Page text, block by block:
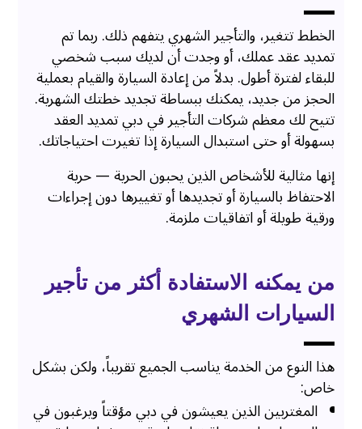
الخطط تتغير، والتأجير الشهري يتفهم ذلك. ربما تم
تمديد عقد عملك، أو وجدت أن لديك سبب شخصي
للبقاء لفترة أطول. بدلاً من إعادة السيارة والقيام بعملية
الحجز من جديد، يمكنك ببساطة تجديد خطتك الشهرية.
تتيح لك معظم شركات التأجير في دبي تمديد العقد
بسهولة أو حتى استبدال السيارة إذا تغيرت احتياجاتك.
إنها مثالية للأشخاص الذين يحبون الحرية — حرية
الاحتفاظ بالسيارة أو تجديدها أو تغييرها دون إجراءات
ورقية طويلة أو اتفاقيات ملزمة.
من يمكنه الاستفادة أكثر من تأجير
السيارات الشهري
هذا النوع من الخدمة يناسب الجميع تقريباً، ولكن بشكل
خاص:
المغتربين الذين يعيشون في دبي مؤقتاً ويرغبون في